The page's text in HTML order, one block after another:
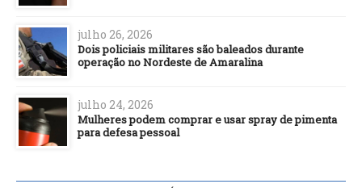
julho 26, 2026
Dois policiais militares são baleados durante
operação no Nordeste de Amaralina
julho 24, 2026
Mulheres podem comprar e usar spray de pimenta
para defesa pessoal